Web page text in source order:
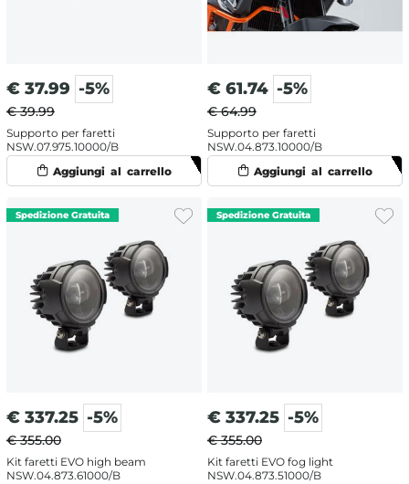
€ 37.99 -5%
€ 39.99
Supporto per faretti
NSW.07.975.10000/B
€ 61.74 -5%
€ 64.99
Supporto per faretti
NSW.04.873.10000/B
€ 337.25 -5%
€ 355.00
Kit faretti EVO high beam
NSW.04.873.61000/B
€ 337.25 -5%
€ 355.00
Kit faretti EVO fog light
NSW.04.873.51000/B